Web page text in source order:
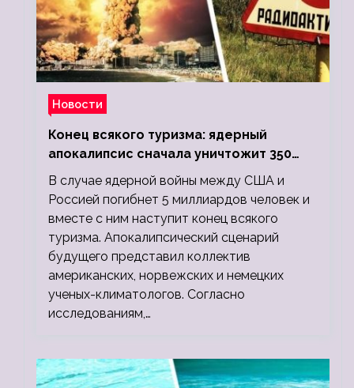
Новости
Конец всякого туризма: ядерный
апокалипсис сначала уничтожит 350
миллионов, а потом 5 миллиардов
людей
В случае ядерной войны между США и
Россией погибнет 5 миллиардов человек и
вместе с ним наступит конец всякого
туризма. Апокалипсический сценарий
будущего представил коллектив
американских, норвежских и немецких
ученых-климатологов. Согласно
исследованиям,…